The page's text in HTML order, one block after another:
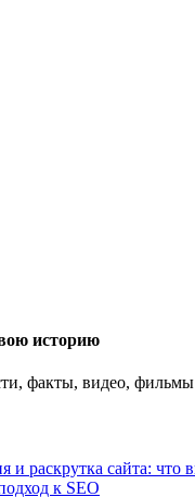
историю
факты, видео, фильмы